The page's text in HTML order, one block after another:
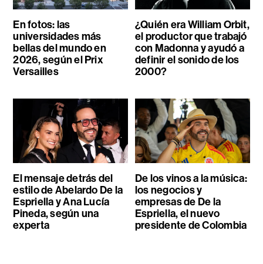
En fotos: las
universidades más
bellas del mundo en
2026, según el Prix
Versailles
¿Quién era William Orbit,
el productor que trabajó
con Madonna y ayudó a
definir el sonido de los
2000?
El mensaje detrás del
estilo de Abelardo De la
Espriella y Ana Lucía
Pineda, según una
experta
De los vinos a la música:
los negocios y
empresas de De la
Espriella, el nuevo
presidente de Colombia